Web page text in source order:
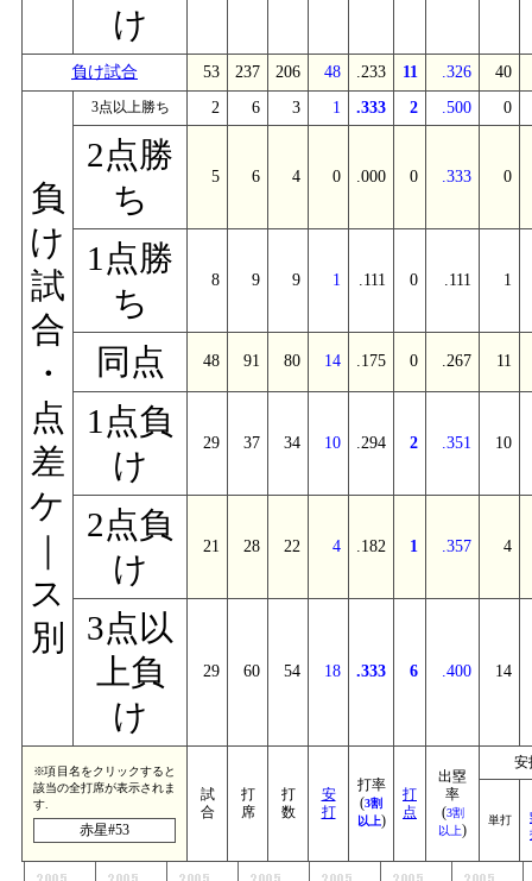
け
負け試合 53 237 206 48 .233 11 .326 40
負
け
試
合
・
点
差
ケ
ス
別
3点以上勝ち 2 6 3 1 .333 2 .500 0
2点勝
ち
5 6 4 0 .000 0 .333 0
1点勝
ち
8 9 9 1 .111 0 .111 1
同点 48 91 80 14 .175 0 .267 11
1点負
け
29 37 34 10 .294 2 .351 10
2点負
け
21 28 22 4 .182 1 .357 4
3点以
上負
け
29 60 54 18 .333 6 .400 14
※項目名をクリックすると
該当の全打席が表示されま
す.
赤星#53
試
合
打
席
打
数
安
打
打率
(3割
以上)
打
点
出塁
率
(3割
以上)
安
単打